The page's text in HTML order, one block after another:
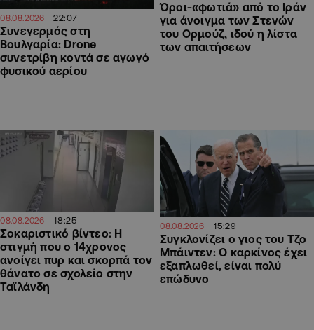
08.08.2026 22:07
Συνεγερμός στη
Βουλγαρία: Drone
συνετρίβη κοντά σε αγωγό
φυσικού αερίου
Όροι-«φωτιά» από το Ιράν
για άνοιγμα των Στενών
του Ορμούζ, ιδού η λίστα
των απαιτήσεων
08.08.2026 18:25
Σοκαριστικό βίντεο: Η
στιγμή που ο 14χρονος
ανοίγει πυρ και σκορπά τον
θάνατο σε σχολείο στην
Ταϊλάνδη
08.08.2026 15:29
Συγκλονίζει ο γιος του Τζο
Μπάιντεν: Ο καρκίνος έχει
εξαπλωθεί, είναι πολύ
επώδυνο